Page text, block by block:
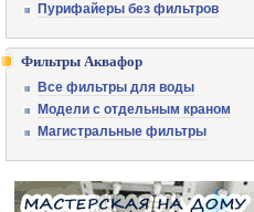
Пурифайеры без фильтров
Фильтры Аквафор
Все фильтры для воды
Модели с отдельным краном
Магистральные фильтры